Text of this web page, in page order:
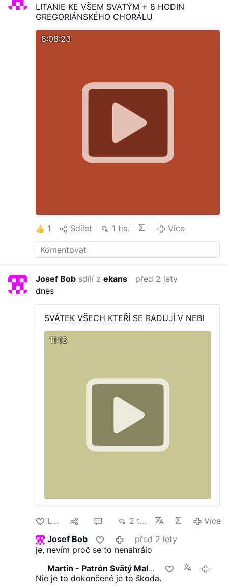
LITANIE KE VŠEM SVATÝM + 8 HODIN
GREGORIÁNSKÉHO CHORÁLU
8:08:23
1 Sdílet 1 tis. Více
Josef Bob sdílí zekans
před 2 lety
dnes
SVÁTEK VŠECH KTEŘÍ SE RADUJÍ V NEBI
11:13
Lajk 2 tis.
Více
Josef Bob
před 2 lety
je, nevím proč se to nenahrálo
Martin - Patrón Svätý Malachiáš
Nie je to dokončené je to škoda.